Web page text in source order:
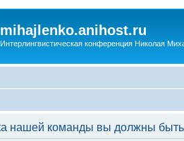
mihajlenko.anihost.ru
Интерлингвистическая конференция Николая
нашей команды вы должны